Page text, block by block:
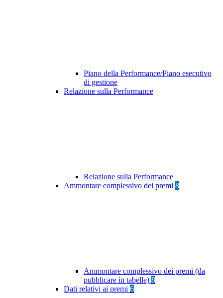
Piano della Performance/Piano esecutivo
di gestione
Relazione sulla Performance
Relazione sulla Performance
Ammontare complessivo dei premi 8
Ammontare complessivo dei premi (da
pubblicare in tabelle) 8
Dati relativi ai premi 6